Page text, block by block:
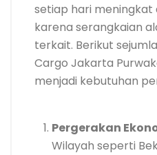
setiap hari meningkat
karena serangkaian
terkait. Berikut
Cargo Jakarta
menjadi kebutuhan
Pergerakan
Wilayah seperti